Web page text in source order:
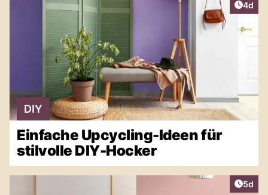
4d
DIY
Einfache Upcycling-Ideen für
stilvolle DIY-Hocker
5d